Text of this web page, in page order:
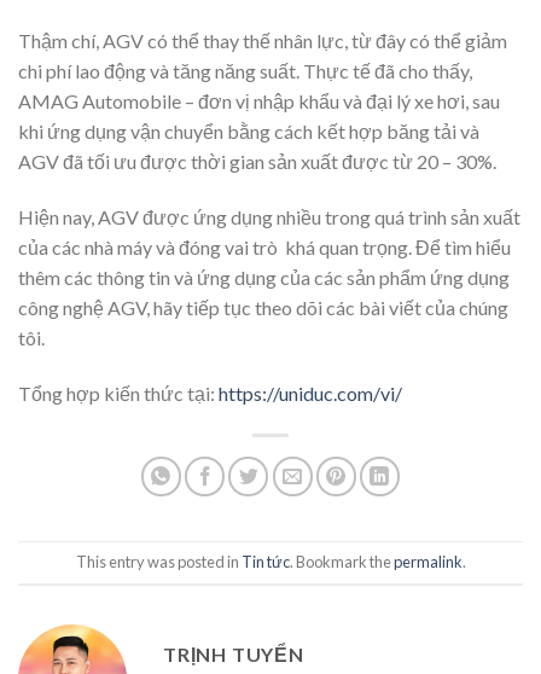
Thậm chí, AGV có thể thay thế nhân lực, từ đây có thể giảm
chi phí lao động và tăng năng suất. Thực tế đã cho thấy,
AMAG Automobile – đơn vị nhập khẩu và đại lý xe hơi, sau
khi ứng dụng vận chuyển bằng cách kết hợp băng tải và
AGV đã tối ưu được thời gian sản xuất được từ 20 – 30%.
Hiện nay, AGV được ứng dụng nhiều trong quá trình sản xuất
của các nhà máy và đóng vai trò khá quan trọng. Để tìm hiểu
thêm các thông tin và ứng dụng của các sản phẩm ứng dụng
công nghệ AGV, hãy tiếp tục theo dõi các bài viết của chúng
tôi.
Tổng hợp kiến thức tại: https://uniduc.com/vi/
This entry was posted in Tin tức. Bookmark thepermalink.
TRỊNH TUYỂN